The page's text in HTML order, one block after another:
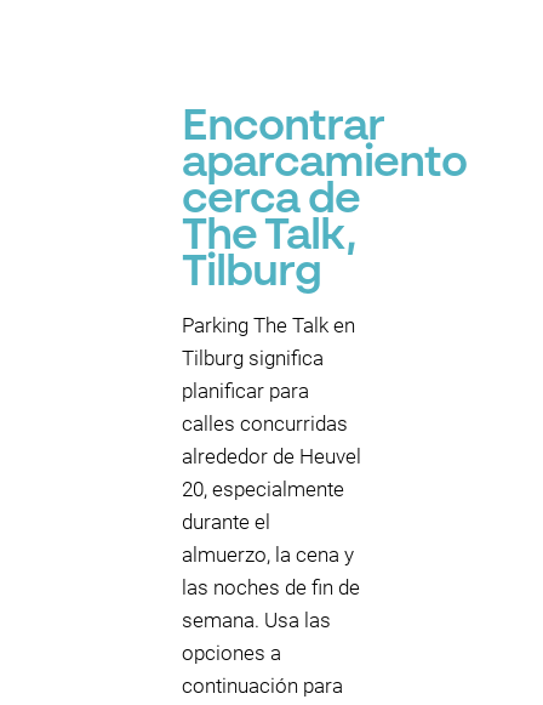
Encontrar
aparcamiento
cerca de
The Talk,
Tilburg
Parking The Talk en
Tilburg significa
planificar para
calles concurridas
alrededor de Heuvel
20, especialmente
durante el
almuerzo, la cena y
las noches de fin de
semana. Usa las
opciones a
continuación para